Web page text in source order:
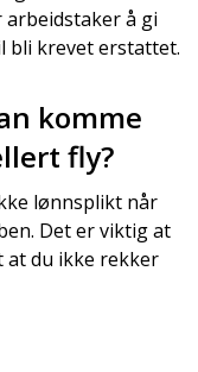
å gi
bli krevet erstattet.
komme
fly?
lønnsplikt når
Det er viktig at
at du ikke rekker